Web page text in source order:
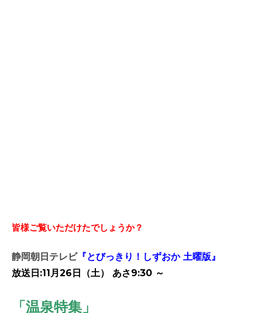
皆様ご覧いただけたでしょうか？
静岡朝日テレビ『とびっきり！しずおか 土曜版』
放送日:11月26日（土） あさ9:30 ～
「温泉特集」